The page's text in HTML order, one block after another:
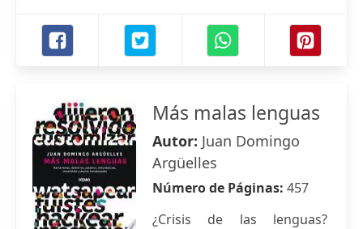
Más malas lenguas
Autor: Juan Domingo
Argüelles
Número de Páginas: 457
¿Crisis de las lenguas?